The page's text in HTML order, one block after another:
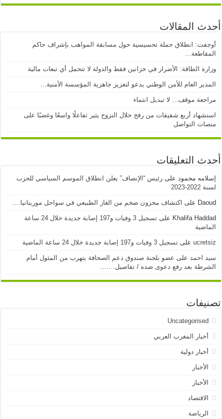
أحدث المقالات
أوجفت: انطلاق حملة تحسيسية حول مسابقة المواهب بإشراف حاكم
المقاطعة…
وزارة الطاقة: الأضرار في خزانين فقط والدولة لا تتحمل أي تبعات مالية
المدير العام للأمن الوطني يدعو لتعزيز جاهزية المؤسسة الأمنية…
مراجعة موقف… لا تبديل انتماء
استشهاد أربع شقيقات من رفح خلال النزوح يثير تفاعلًا واسعًا وغضبًا على
منصات التواصل
أحدث التعليقات
إسلامه محمود علىرئيس “الإنصاف” يعلن انطلاق الموسم السياسي للحزب
لسنة 2022-2023
Daoud على اكتشاف مخزون ضخم من الغاز الطبيعي في سواحل موريتانيا….
Khalifa Haddad على
تسجيل 3 وفيات و197 إصابة جديدة خلال 24 ساعة
الماضية
ucretsiz علىتسجيل 3 وفيات و197 إصابة جديدة خلال 24 ساعة الماضية
سيد احمد على عضو بلجنة صندوق دعم الصحافة يتهرب من المثول أمام
الشرطة بعد رفع دعوى ضده / تفاصيل…….
تصنيفات
Uncategorised
أخبار المغرب العربي
أخبار دولية
الأخبار
الأخبار
الاقتصاد
الرياضة